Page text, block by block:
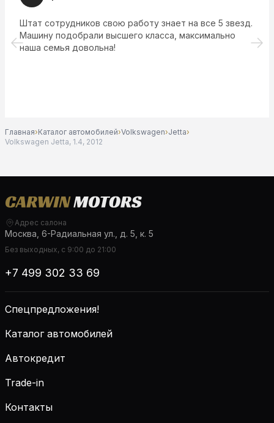
Спасибо менеджеру, подобрали отличный
обслуживание на высшем уровне.
Главная›Каталог автомобилей›Volkswagen›Jetta›
Volkswagen Jetta, 1.4, 2012
Адрес салона
Москва, 6-Радиальная ул., д. 5, к. 5
Без выходных, с 9:00 до 21:00
+7 499 302 33 69
Спецпредложения!
Каталог автомобилей
Автокредит
Trade-in
Контакты